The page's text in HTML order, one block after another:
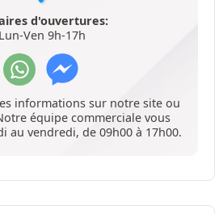
d'ouvertures:
Lun-Ven 9h-17h
informations sur notre site ou
équipe commerciale vous
au vendredi, de 09h00 à 17h00.